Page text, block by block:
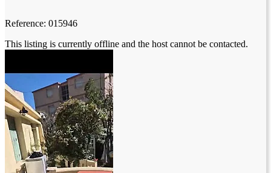
Reference: 015946
This listing is currently offline and the host cannot be contacted.